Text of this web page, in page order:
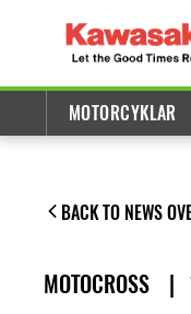
MOTORCYKLAR
BACK TO NEWS
MOTOCROSS |